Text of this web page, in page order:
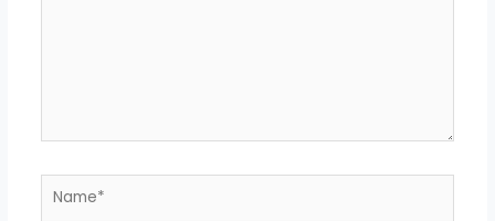
Name*